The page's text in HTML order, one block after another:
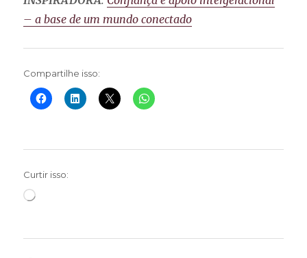
– a base de um mundo conectado
Compartilhe isso:
Curtir isso:
Carregando...